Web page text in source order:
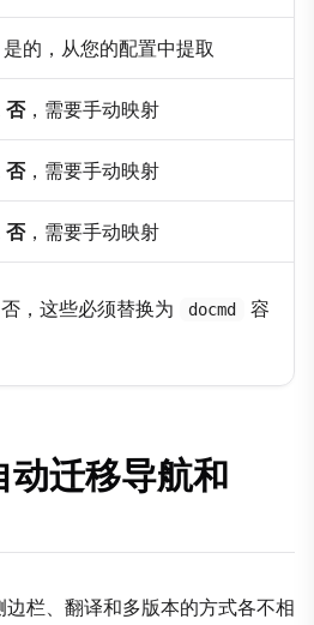
是的，从您的配置中提取
否，需要手动映射
否，需要手动映射
否，需要手动映射
否，这些必须替换为 docmd
容
动迁移导航和
栏、翻译和多版本的方式各不相